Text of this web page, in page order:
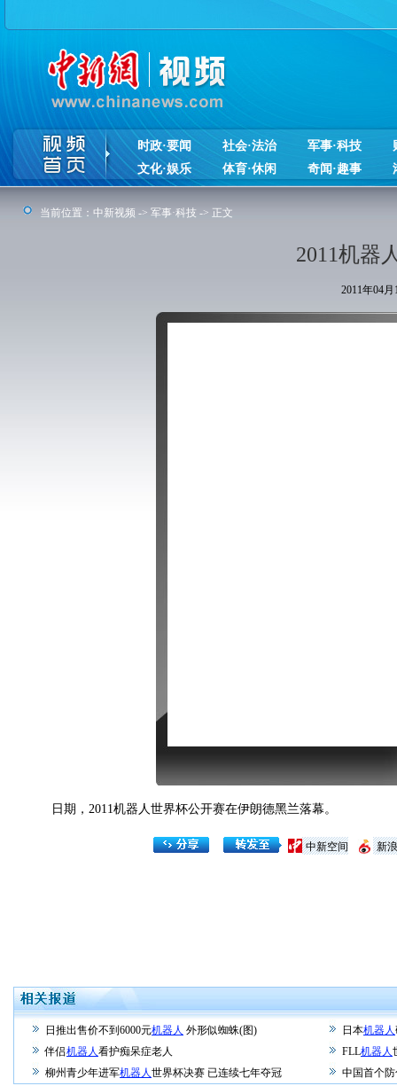
时政·要闻 社会·法治 军事·科技
文化·娱乐
体育·休闲 奇闻·趣事
当前位置： 中新视频 -> 军事·科技 -> 正文
2011机器
2011年04
日期，2011机器人世界杯公开赛在伊朗德黑兰落幕。
新
中新空间
日推出售价不到6000元机器人 外形似蜘蛛(图) 日本机器人
伴侣机器人看护痴呆症老人 FLL机器人
柳州青少年进军机器人世界杯决赛 已连续七年夺冠 中国首个